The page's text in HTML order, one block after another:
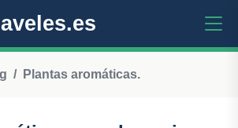
Plantas aromáticas.